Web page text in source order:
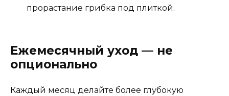
прорастание грибка под плиткой.
Ежемесячный уход — не
опционально
Каждый месяц делайте более глубокую